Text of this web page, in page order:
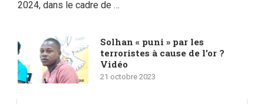
2024, dans le cadre de …
Solhan « puni » par les
terroristes à cause de l’or ?
Vidéo
21 octobre 2023